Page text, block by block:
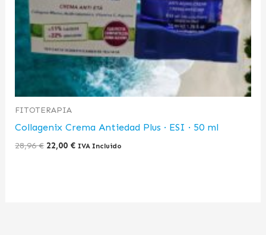
FITOTERAPIA
Collagenix Crema Antiedad Plus · ESI · 50 ml
28,96€ 22,00 € IVA Incluido